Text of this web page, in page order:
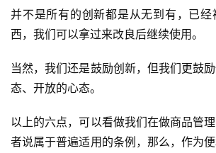
并不是所有的创新都是从无到有，已经
西，我们可以拿过来改良后继续使用。
当然，我们还是鼓励创新，但我们更鼓
态、开放的心态。
以上的六点，可以看做我们在做商品管
者说属于普遍适用的条例，那么，作为便